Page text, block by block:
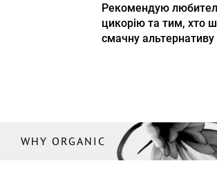
Рекомендую
цикорію та тим, хто
смачну альтернативу
WHY ORGANIC